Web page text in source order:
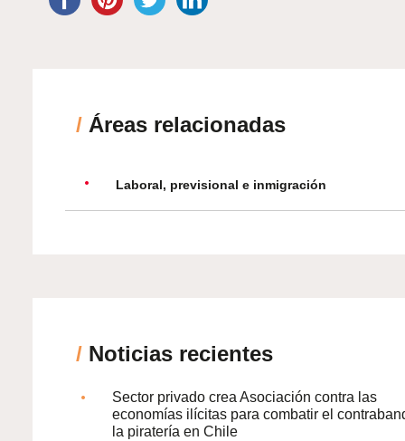
/ Áreas relacionadas
Laboral, previsional e inmigración
/ Noticias recientes
Sector privado crea Asociación contra las
economías ilícitas para combatir el
la piratería en Chile